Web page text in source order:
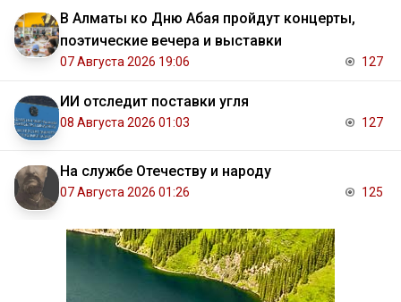
В Алматы ко Дню Абая пройдут концерты,
поэтические вечера и выставки
07 Августа 2026 19:06 127
ИИ отследит поставки угля
08 Августа 2026 01:03 127
На службе Отечеству и народу
07 Августа 2026 01:26 125